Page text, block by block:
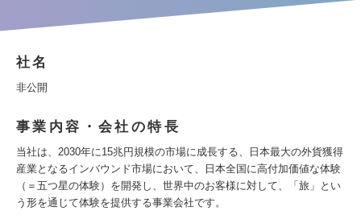
社名
非公開
事業内容・会社の特長
当社は、2030年に15兆円規模の市場に成長する、日本最大の外貨獲得
産業となるインバウンド市場において、日本全国に高付加価値な体験
（＝五つ星の体験）を開発し、世界中のお客様に対して、「旅」とい
う形を通じて体験を提供する事業会社です。